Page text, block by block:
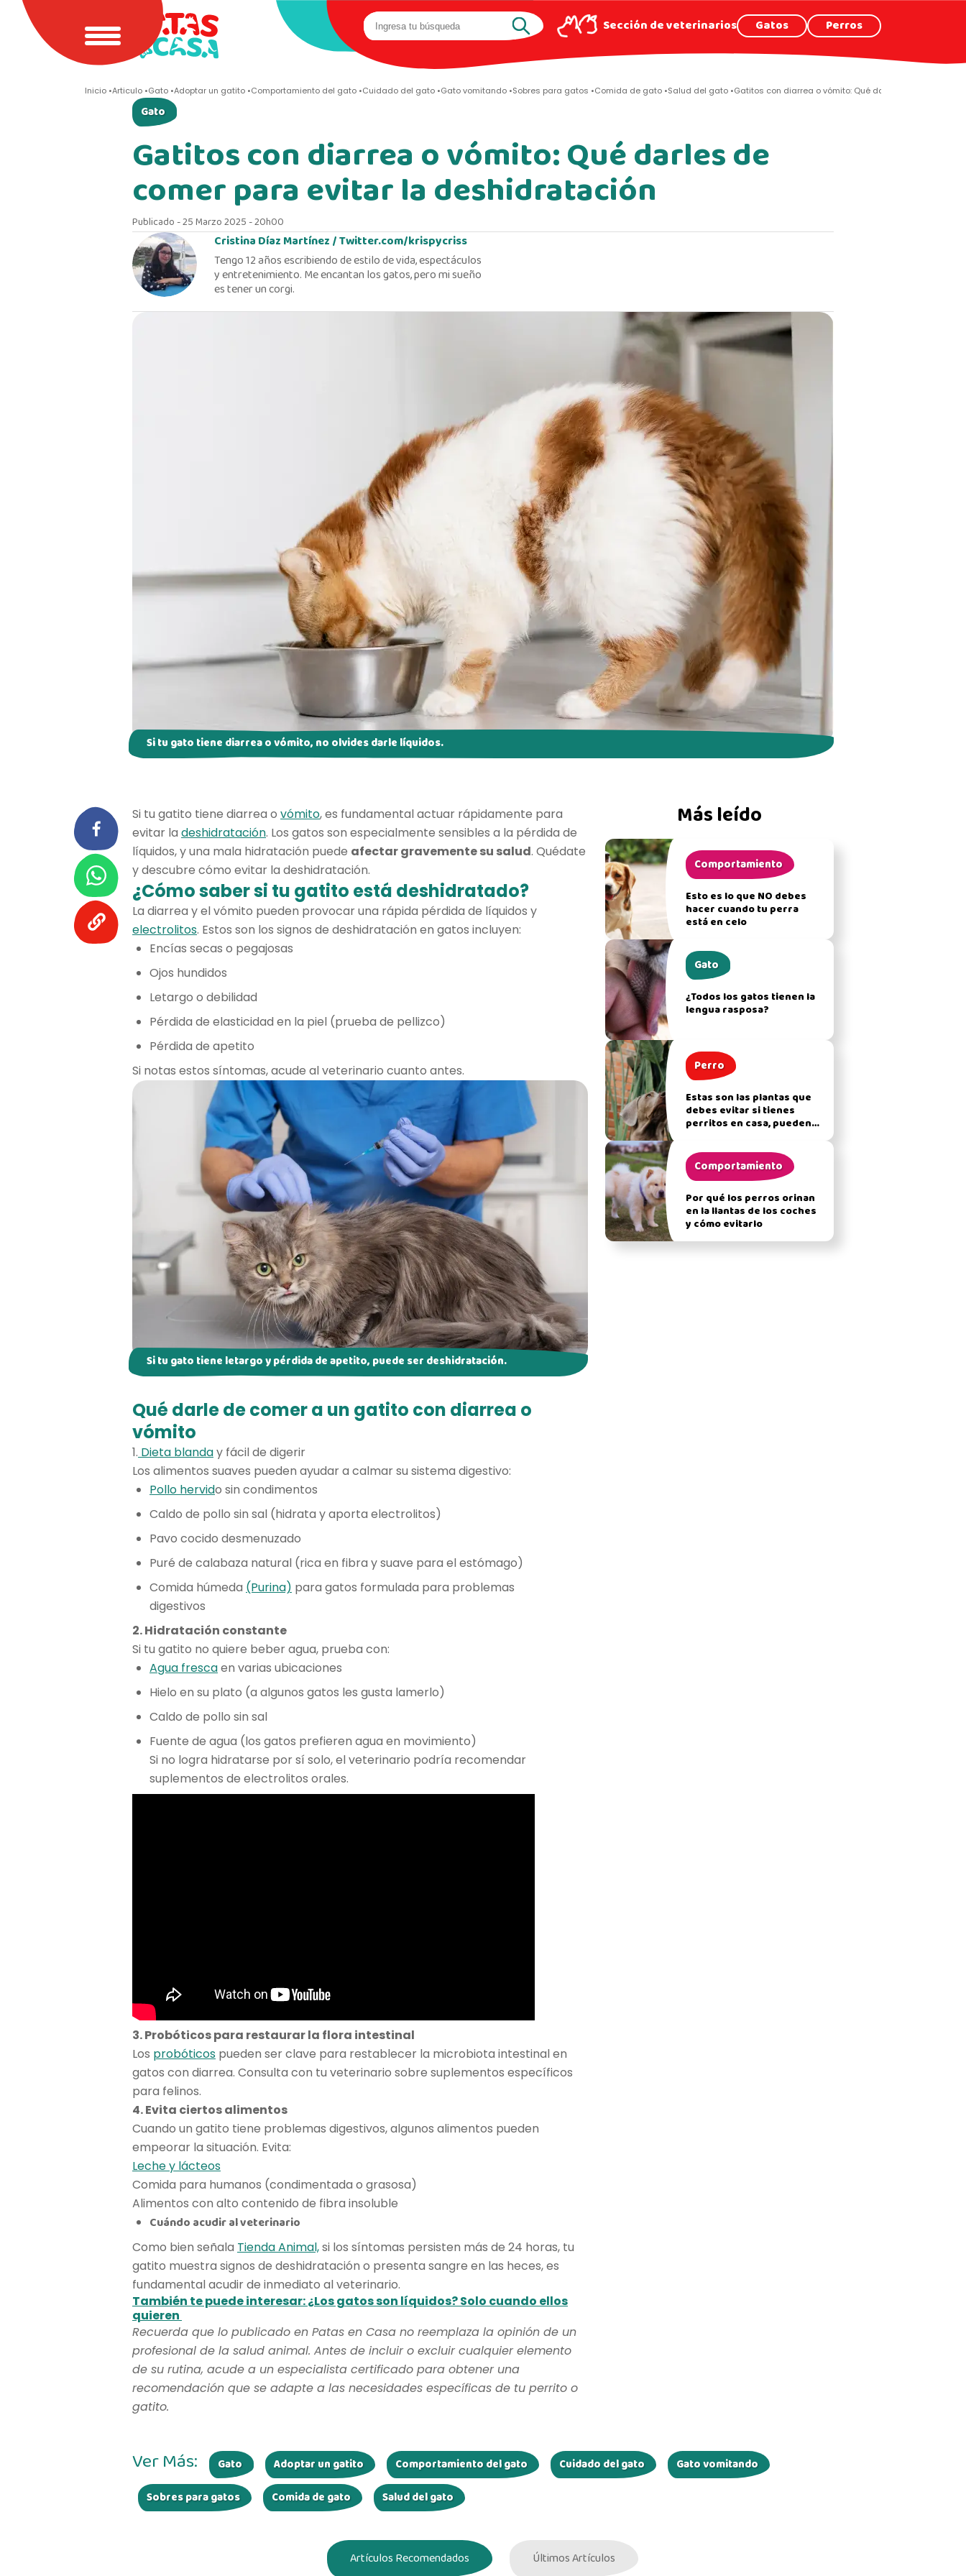
Sección de veterinarios Gatos Perros
Inicio Articulo Gato Adoptar un gatito Comportamiento del gato Cuidado del gato Gato vomitando Sobres para gatos Comida de gato Salud del gato Gatitos con diarrea o vómito: Qué darles de comer
Gato
Gatitos con diarrea o vómito: Qué darles de
comer para evitar la deshidratación
Publicado - 25 Marzo 2025 - 20h00
Cristina Díaz Martínez /Twitter.com/krispycriss
Tengo 12 años escribiendo de estilo de vida, espectáculos
y entretenimiento. Me encantan los gatos, pero mi sueño
es tener un corgi.
Si tu gato tiene diarrea o vómito, no olvides darle líquidos.
Si tu gatito tiene diarrea o vómito, es fundamental actuar rápidamente para
evitar la deshidratación. Los gatos son especialmente sensibles a la pérdida de
líquidos, y una mala hidratación puede afectar gravemente su salud. Quédate
y descubre cómo evitar la deshidratación.
¿Cómo saber si tu gatito está deshidratado?
La diarrea y el vómito pueden provocar una rápida pérdida de líquidos y
electrolitos. Estos son los signos de deshidratación en gatos incluyen:
Encías secas o pegajosas
Ojos hundidos
Letargo o debilidad
Pérdida de elasticidad en la piel (prueba de pellizco)
Pérdida de apetito
Si notas estos síntomas, acude al veterinario cuanto antes.
Si tu gato tiene letargo y pérdida de apetito, puede ser deshidratación.
Qué darle de comer a un gatito con diarrea o
vómito
1. Dieta blanday fácil de digerir
Los alimentos suaves pueden ayudar a calmar su sistema digestivo:
Pollo hervido sin condimentos
Caldo de pollo sin sal (hidrata y aporta electrolitos)
Pavo cocido desmenuzado
Puré de calabaza natural (rica en fibra y suave para el estómago)
Comida húmeda (Purina) para gatos formulada para problemas
digestivos
2. Hidratación constante
Si tu gatito no quiere beber agua, prueba con:
Agua frescaen varias ubicaciones
Hielo en su plato (a algunos gatos les gusta lamerlo)
Caldo de pollo sin sal
Fuente de agua (los gatos prefieren agua en movimiento)
Si no logra hidratarse por sí solo, el veterinario podría recomendar
suplementos de electrolitos orales.
3. Probóticos para restaurar la flora intestinal
Los probóticos pueden ser clave para restablecer la microbiota intestinal en
gatos con diarrea. Consulta con tu veterinario sobre suplementos específicos
para felinos.
4. Evita ciertos alimentos
Cuando un gatito tiene problemas digestivos, algunos alimentos pueden
empeorar la situación. Evita:
Leche y lácteos
Comida para humanos (condimentada o grasosa)
Alimentos con alto contenido de fibra insoluble
Cuándo acudir al veterinario
Como bien señala Tienda Animal,si los síntomas persisten más de 24 horas, tu
gatito muestra signos de deshidratación o presenta sangre en las heces, es
fundamental acudir de inmediato al veterinario.
También te puede interesar:¿Los gatos son líquidos? Solo cuando ellos
quieren
Recuerda que lo publicado en Patas en Casa no reemplaza la opinión de un
profesional de la salud animal. Antes de incluir o excluir cualquier elemento
de su rutina, acude a un especialista certificado para obtener una
recomendación que se adapte a las necesidades específicas de tu perrito o
gatito.
Más leído
Comportamiento
Esto es lo que NO debes
hacer cuando tu perra
está en celo
Gato
¿Todos los gatos tienen la
lengua rasposa?
Perro
Estas son las plantas que
debes evitar si tienes
perritos en casa, pueden
Comportamiento
Por qué los perros orinan
en la llantas de los coches
y cómo evitarlo
Ver Más: Gato Adoptar un gatito Comportamiento del gato Cuidado del gato
Gato vomitando
Sobres para gatos
Comida de gato Salud del gato
Artículos Recomendados Últimos Artículos